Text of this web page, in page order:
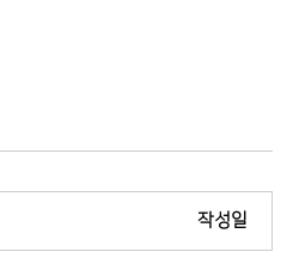
작성일